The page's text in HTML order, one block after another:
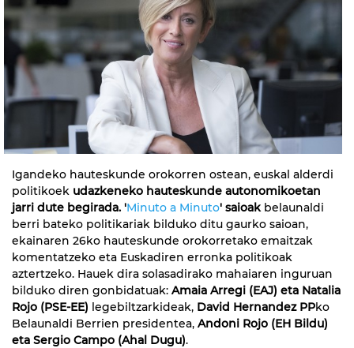
Igandeko hauteskunde orokorren ostean, euskal alderdi
politikoek udazkeneko hauteskunde autonomikoetan
jarri dute begirada. 'Minuto a Minuto' saioak belaunaldi
berri bateko politikariak bilduko ditu gaurko saioan,
ekainaren 26ko hauteskunde orokorretako emaitzak
komentatzeko eta Euskadiren erronka politikoak
aztertzeko. Hauek dira solasadirako mahaiaren inguruan
bilduko diren gonbidatuak: Amaia Arregi (EAJ) eta Natalia
Rojo (PSE-EE) legebiltzarkideak, David Hernandez PPko
Belaunaldi Berrien presidentea, Andoni Rojo (EH Bildu)
eta Sergio Campo (Ahal Dugu).